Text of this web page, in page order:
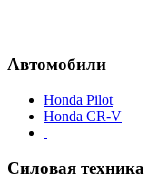
Автомобили
Honda Pilot
Honda CR-V
Силовая техника